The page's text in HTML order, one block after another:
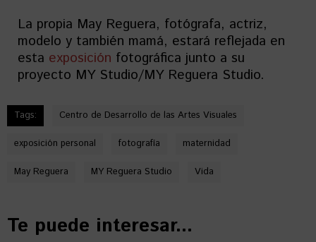
La propia May Reguera, fotógrafa, actriz,
modelo y también mamá, estará reflejada en
esta exposición fotográfica junto a su
proyecto MY Studio/MY Reguera Studio.
Tags: Centro de Desarrollo de las Artes Visuales
exposición personal fotografía maternidad
May Reguera MY Reguera Studio Vida
Te puede interesar...